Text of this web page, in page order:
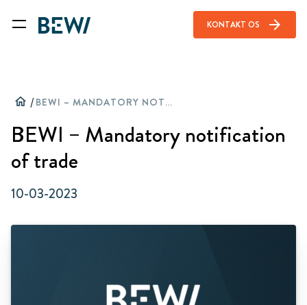
KONTAKT OS arrow_forward
home / BEWI – MANDATORY NOTIFICATION OF TRADE
BEWI – Mandatory notification
of trade
10-03-2023